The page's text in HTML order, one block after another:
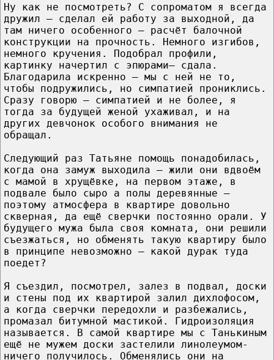
Ну как не посмотреть? С сопроматом я всегда
дружил – сделал ей работу за выходной, да
там ничего особенного – расчёт балочной
конструкции на прочность. Немного изгибов,
немного кручения. Подобрал профили,
картинку начертил с эпюрами– сдала.
Благодарила искренно – мы с ней не то,
чтобы подружились, но симпатией прониклись.
Сразу говорю – симпатией и не более, я
тогда за будущей женой ухаживал, и на
других девчонок особого внимания не
обращал.
Следующий раз Татьяне помощь понадобилась,
когда она замуж выходила – жили они вдвоём
с мамой в хрущёвке, на первом этаже, в
подвале было сыро а полы деревянные –
поэтому атмосфера в квартире довольно
скверная, да ещё сверчки постоянно орали. У
будущего мужа была своя комната, они решили
съезжаться, но обменять такую квартиру было
в принципе невозможно – какой дурак туда
поедет?
Я съездил, посмотрел, залез в подвал, доски
и стены под их квартирой залил дихлофосом,
а когда сверчки передохли и разбежались,
промазал битумной мастикой. Гидроизоляция
называется. В самой квартире мы с Танькиным
ещё не мужем доски застелили линолеумом-
ничего получилось. Обменялись они на